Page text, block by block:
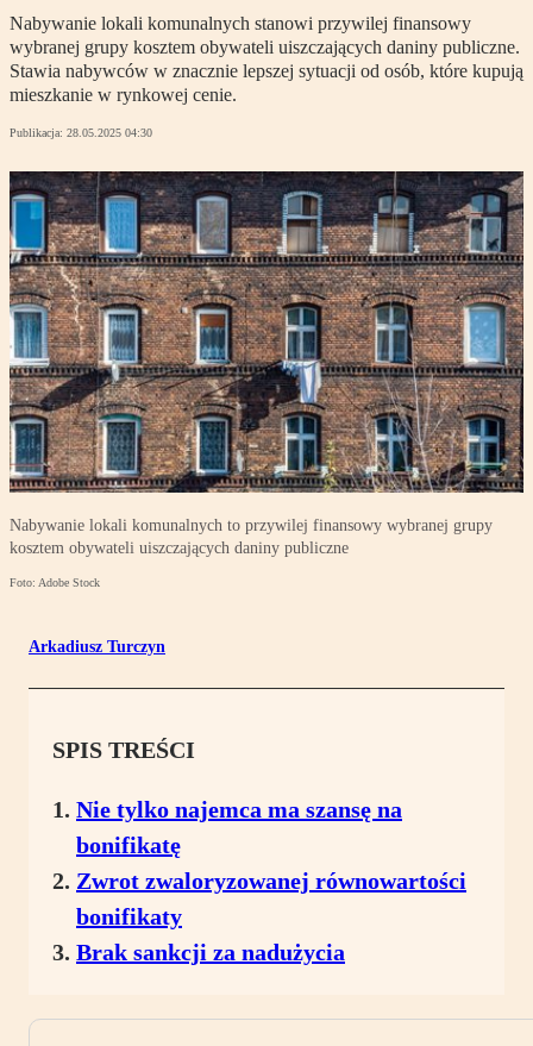
Nabywanie lokali komunalnych stanowi przywilej finansowy
wybranej grupy kosztem obywateli uiszczających daniny publiczne.
Stawia nabywców w znacznie lepszej sytuacji od osób, które kupują
mieszkanie w rynkowej cenie.
Publikacja: 28.05.2025 04:30
Nabywanie lokali komunalnych to przywilej finansowy wybranej grupy
kosztem obywateli uiszczających daniny publiczne
Foto: Adobe Stock
Arkadiusz Turczyn
SPIS TREŚCI
Nie tylko najemca ma szansę na
bonifikatę
Zwrot zwaloryzowanej równowartości
bonifikaty
Brak sankcji za nadużycia